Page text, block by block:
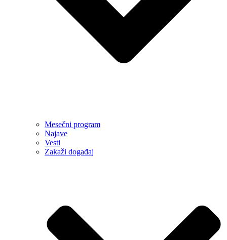
Mesečni program
Najave
Vesti
Zakaži događaj